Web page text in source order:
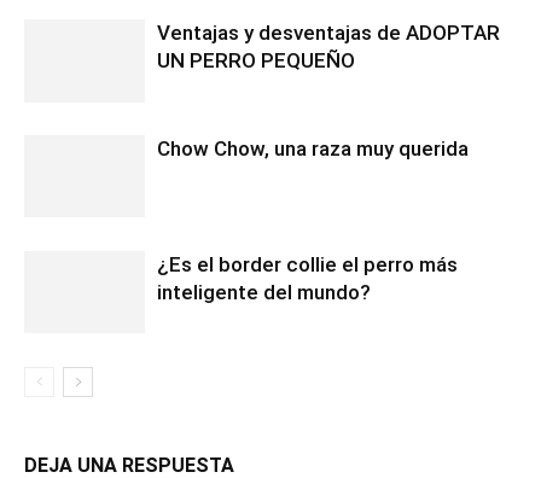
Ventajas y desventajas de ADOPTAR
UN PERRO PEQUEÑO
Chow Chow, una raza muy querida
¿Es el border collie el perro más
inteligente del mundo?
DEJA UNA RESPUESTA